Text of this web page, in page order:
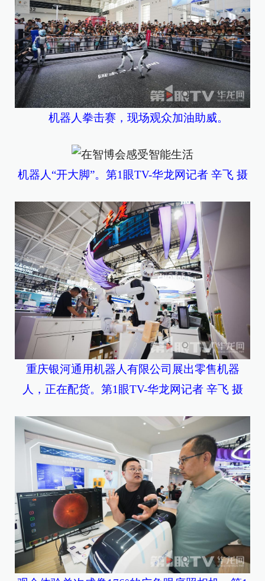
机器人拳击赛，现场观众加油助威。
机器人“开大脚”。第1眼TV-华龙网记者 辛飞 摄
重庆银河通用机器人有限公司展出零售机器
人，正在配货。第1眼TV-华龙网记者 辛飞 摄